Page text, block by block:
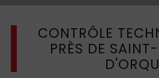
CONTRÔLE
PRÈS DE